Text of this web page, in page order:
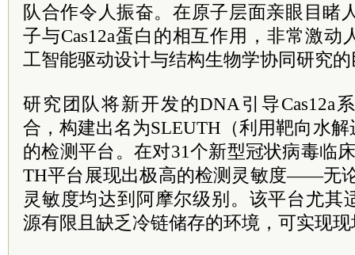
队合作令人振奋。在原子层面亲眼目睹
子与Cas12a蛋白的相互作用，非常激动
工智能驱动设计与结构生物学协同研究
研究团队将新开发的DNA引导Cas12a
合，构建出名为SLEUTH（利用靶向水
的检测平台。在对31个新型冠状病毒临
TH平台展现出极高的检测灵敏度——无
灵敏度均达到阿摩尔级别。该平台尤其
源有限且缺乏冷链储存的环境，可实现